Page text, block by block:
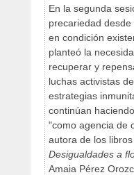
En la segunda
precariedad
en condición
planteó la
recuperar y
luchas activistas
estrategias
continúan
"como agencia de
autora de los libros
Desigualdades a
Amaia Pérez